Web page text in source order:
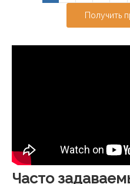
Получить
Часто